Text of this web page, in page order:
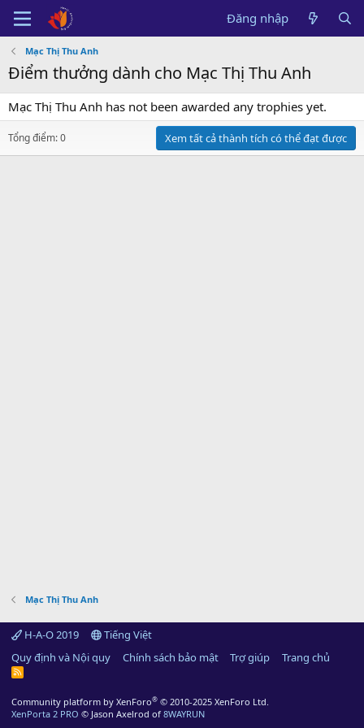
Đăng nhập
Mạc Thị Thu Anh
Điểm thưởng dành cho Mạc Thị Thu Anh
Mạc Thị Thu Anh has not been awarded any trophies yet.
Tổng điểm: 0 Xem tất cả thành tích có thể đạt được
Mạc Thị Thu Anh
H-A-O 2019
Tiếng Việt
Quy định và Nội quy
Chính sách bảo mật Trợ giúp Trang chủ
R
Community platform by XenForo® © 2010-2025 XenForo Ltd.
XenPorta 2 PRO © Jason Axelrod of 8WAYRUN